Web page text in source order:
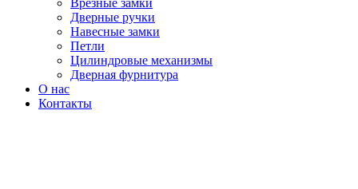
Дверные ручки
Навесные замки
Петли
Цилиндровые механизмы
Дверная фурнитура
О нас
Контакты